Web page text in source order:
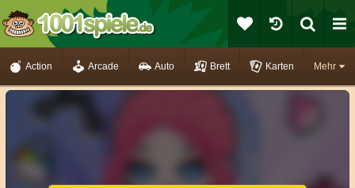
Mehr
Action Arcade Auto Brett Karten